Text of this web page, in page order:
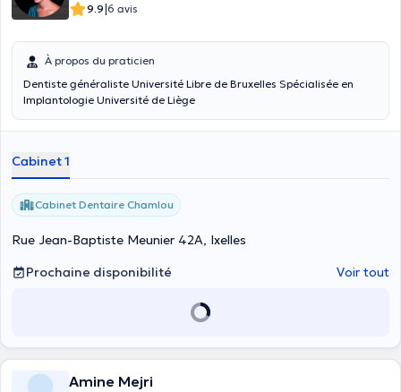
9.9|6 avis
À propos du praticien
Dentiste généraliste Université Libre de Bruxelles Spécialisée en
Implantologie Université de Liège
Cabinet 1
Cabinet Dentaire Chamlou
Rue Jean-Baptiste Meunier 42A, Ixelles
Prochaine disponibilité
Voir tout
Amine Mejri